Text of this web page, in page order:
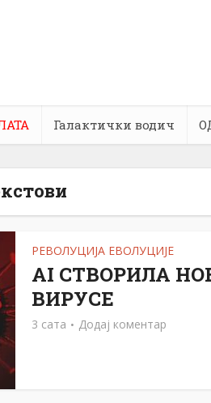
Галактички водич
РЕВОЛУЦИЈА ЕВОЛУЦИЈЕ
АI СТВОРИЛА
ВИРУСЕ
3 сата Додај коментар